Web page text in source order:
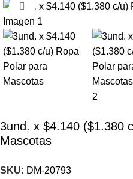
Click to enlarge
3und. x $4.140 ($1.380
Mascotas
SKU: DM-20793